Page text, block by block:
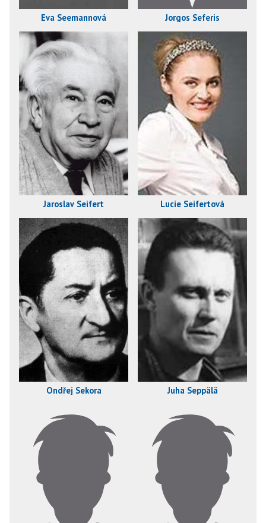
Eva Seemannová Jorgos Seferis
Jaroslav Seifert Lucie Seifertová
Ondřej Sekora Juha Seppälä